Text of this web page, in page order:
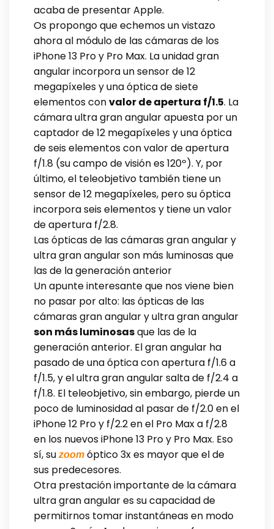
acaba de presentar Apple.
Os propongo que echemos un vistazo
ahora al módulo de las cámaras de los
iPhone 13 Pro y Pro Max. La unidad gran
angular incorpora un sensor de 12
megapíxeles y una óptica de siete
elementos convalor de apertura f/1.5. La
cámara ultra gran angular apuesta por un
captador de 12 megapíxeles y una óptica
de seis elementos con valor de apertura
f/1.8 (su campo de visión es 120º). Y, por
último, el teleobjetivo también tiene un
sensor de 12 megapíxeles, pero su óptica
incorpora seis elementos y tiene un valor
de apertura f/2.8.
Las ópticas de las cámaras gran angular y
ultra gran angular son más luminosas que
las de la generación anterior
Un apunte interesante que nos viene bien
no pasar por alto: las ópticas de las
cámaras gran angular y ultra gran angular
son más luminosasque las de la
generación anterior. El gran angular ha
pasado de una óptica con apertura f/1.6 a
f/1.5, y el ultra gran angular salta de f/2.4 a
f/1.8. El teleobjetivo, sin embargo, pierde un
poco de luminosidad al pasar de f/2.0 en el
iPhone 12 Pro y f/2.2 en el Pro Max a f/2.8
en los nuevos iPhone 13 Pro y Pro Max. Eso
sí, su zoom óptico 3x es mayor que el de
sus predecesores.
Otra prestación importante de la cámara
ultra gran angular es su capacidad de
permitirnos tomar instantáneas en modo